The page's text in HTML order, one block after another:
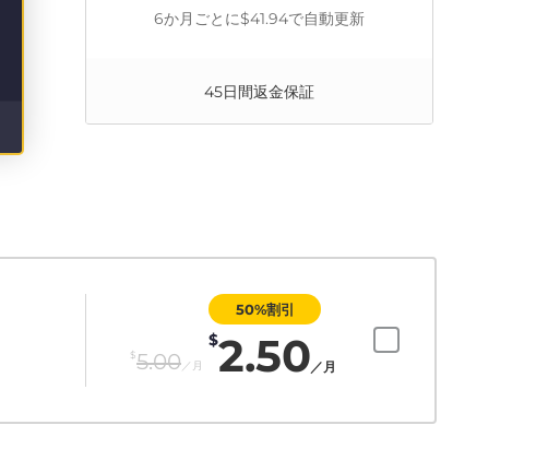
6か月ごとに$41.94で自動更新
45日間返金保証
$5.00／月
50%割引
$2.50 ／月